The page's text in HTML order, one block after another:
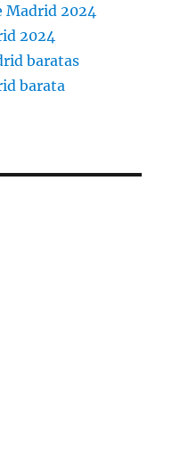
Madrid 2024
2024
baratas
barata